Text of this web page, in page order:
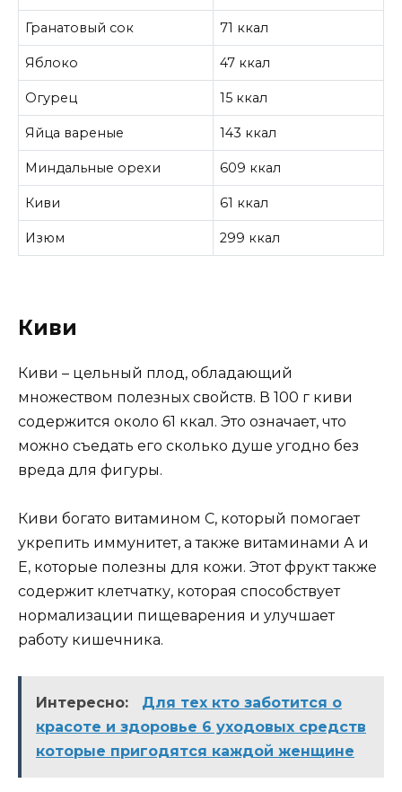
Гранатовый сок 71 ккал
Яблоко 47 ккал
Огурец 15 ккал
Яйца вареные 143 ккал
Миндальные орехи 609 ккал
Киви 61 ккал
Изюм 299 ккал
Киви
Киви – цельный плод, обладающий
множеством полезных свойств. В 100 г киви
содержится около 61 ккал. Это означает, что
можно съедать его сколько душе угодно без
вреда для фигуры.
Киви богато витамином C, который помогает
укрепить иммунитет, а также витаминами А и
Е, которые полезны для кожи. Этот фрукт также
содержит клетчатку, которая способствует
нормализации пищеварения и улучшает
работу кишечника.
Интересно:
Для тех кто заботится о
красоте и здоровье 6 уходовых средств
которые пригодятся каждой женщине